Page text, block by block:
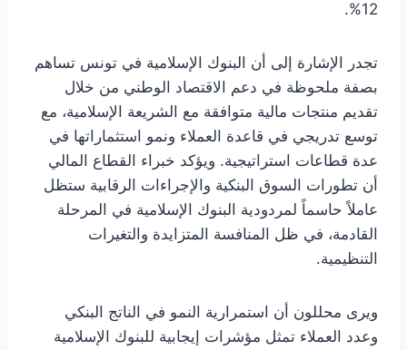
12%.
تجدر الإشارة إلى أن البنوك الإسلامية في تونس تساهم
بصفة ملحوظة في دعم الاقتصاد الوطني من خلال
تقديم منتجات مالية متوافقة مع الشريعة الإسلامية، مع
توسع تدريجي في قاعدة العملاء ونمو استثماراتها في
عدة قطاعات استراتيجية. ويؤكد خبراء القطاع المالي
أن تطورات السوق البنكية والإجراءات الرقابية ستظل
عاملاً حاسماً لمردودية البنوك الإسلامية في المرحلة
القادمة، في ظل المنافسة المتزايدة والتغيرات
التنظيمية.
ويرى محللون أن استمرارية النمو في الناتج البنكي
وعدد العملاء تمثل مؤشرات إيجابية للبنوك الإسلامية